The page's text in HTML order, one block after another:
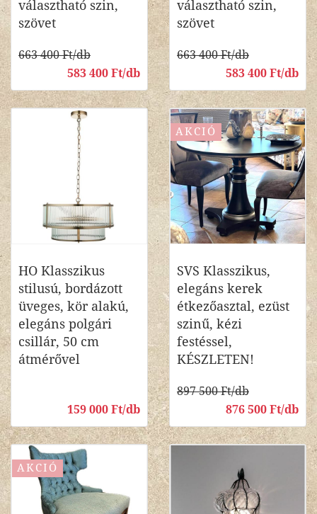
választható szin,
szövet
663 400 Ft/db
583 400 Ft/db
választható szin,
szövet
663 400 Ft/db
583 400 Ft/db
HO Klasszikus
stilusú, bordázott
üveges, kör alakú,
elegáns polgári
csillár, 50 cm
átmérővel
159 000 Ft/db
AKCIÓ
SVS Klasszikus,
elegáns kerek
étkezőasztal, ezüst
szinű, kézi
festéssel,
KÉSZLETEN!
897 500 Ft/db
876 500 Ft/db
AKCIÓ